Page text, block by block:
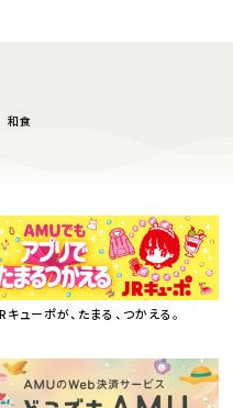
和食
キューポが、たまる、つかえる。